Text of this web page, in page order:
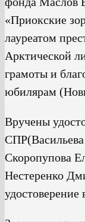
«Приокские
лауреатом
Арктической
грамоты и
юбилярам
Вручены
Скоропупова
Нестеренко